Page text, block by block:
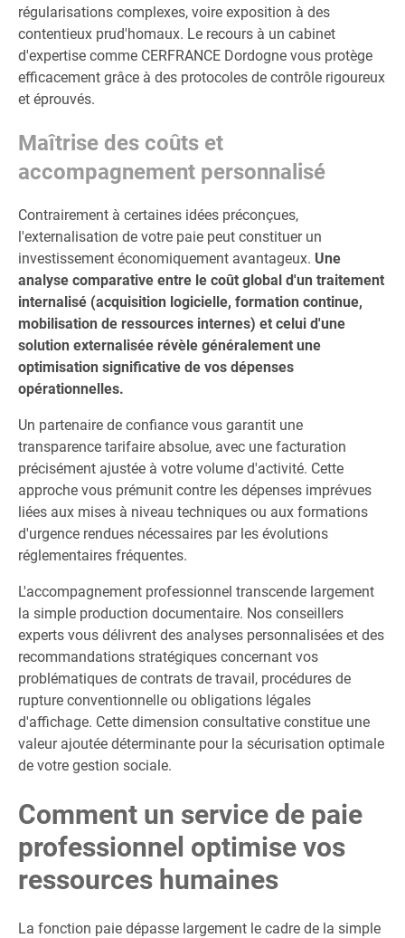
régularisations complexes, voire exposition à des
contentieux prud'homaux. Le recours à un cabinet
d'expertise comme CERFRANCE Dordogne vous protège
efficacement grâce à des protocoles de contrôle rigoureux
et éprouvés.
Maîtrise des coûts et
accompagnement personnalisé
Contrairement à certaines idées préconçues,
l'externalisation de votre paie peut constituer un
investissement économiquement avantageux. Une
analyse comparative entre le coût global d'un traitement
internalisé (acquisition logicielle, formation continue,
mobilisation de ressources internes) et celui d'une
solution externalisée révèle généralement une
optimisation significative de vos dépenses
opérationnelles.
Un partenaire de confiance vous garantit une
transparence tarifaire absolue, avec une facturation
précisément ajustée à votre volume d'activité. Cette
approche vous prémunit contre les dépenses imprévues
liées aux mises à niveau techniques ou aux formations
d'urgence rendues nécessaires par les évolutions
réglementaires fréquentes.
L'accompagnement professionnel transcende largement
la simple production documentaire. Nos conseillers
experts vous délivrent des analyses personnalisées et des
recommandations stratégiques concernant vos
problématiques de contrats de travail, procédures de
rupture conventionnelle ou obligations légales
d'affichage. Cette dimension consultative constitue une
valeur ajoutée déterminante pour la sécurisation optimale
de votre gestion sociale.
Comment un service de paie
professionnel optimise vos
ressources humaines
La fonction paie dépasse largement le cadre de la simple